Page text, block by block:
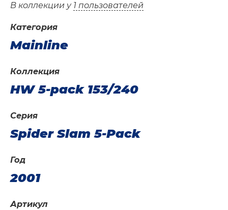
В коллекции у 1 пользователей
Категория
Mainline
Год
2001
Коллекция
HW 5-pack 153/240
Артикул
Серия
Spider Slam 5-Pack